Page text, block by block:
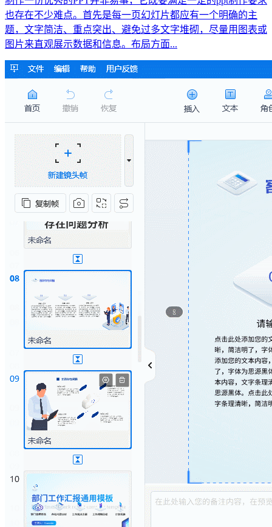
也存在不少难点。首先是每一页幻灯片都应有一个明确的主
题，文字简洁、重点突出、避免过多文字堆砌，尽量用图表或
图片来直观展示数据和信息。布局方面...